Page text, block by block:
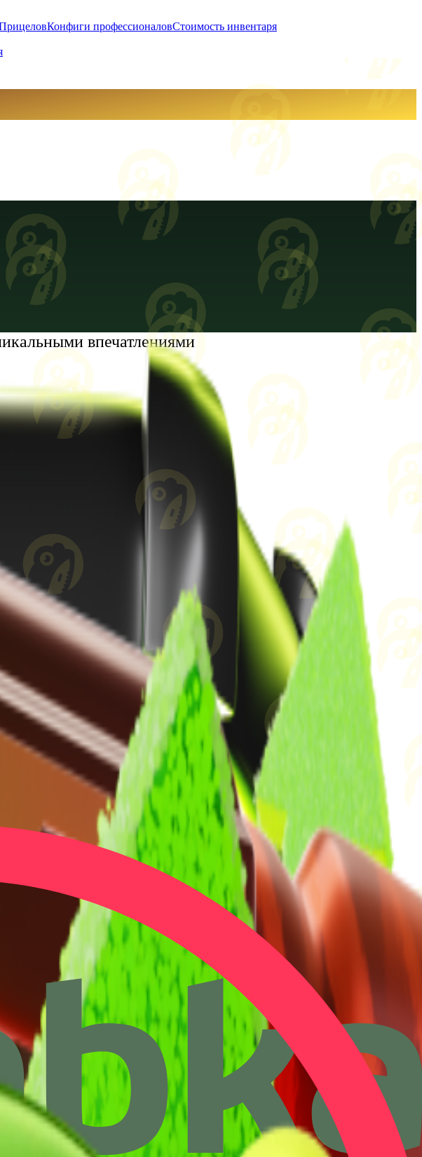
Конфиги профессионаловСтоимость инвентаря
впечатлениями
N87, Floor N6